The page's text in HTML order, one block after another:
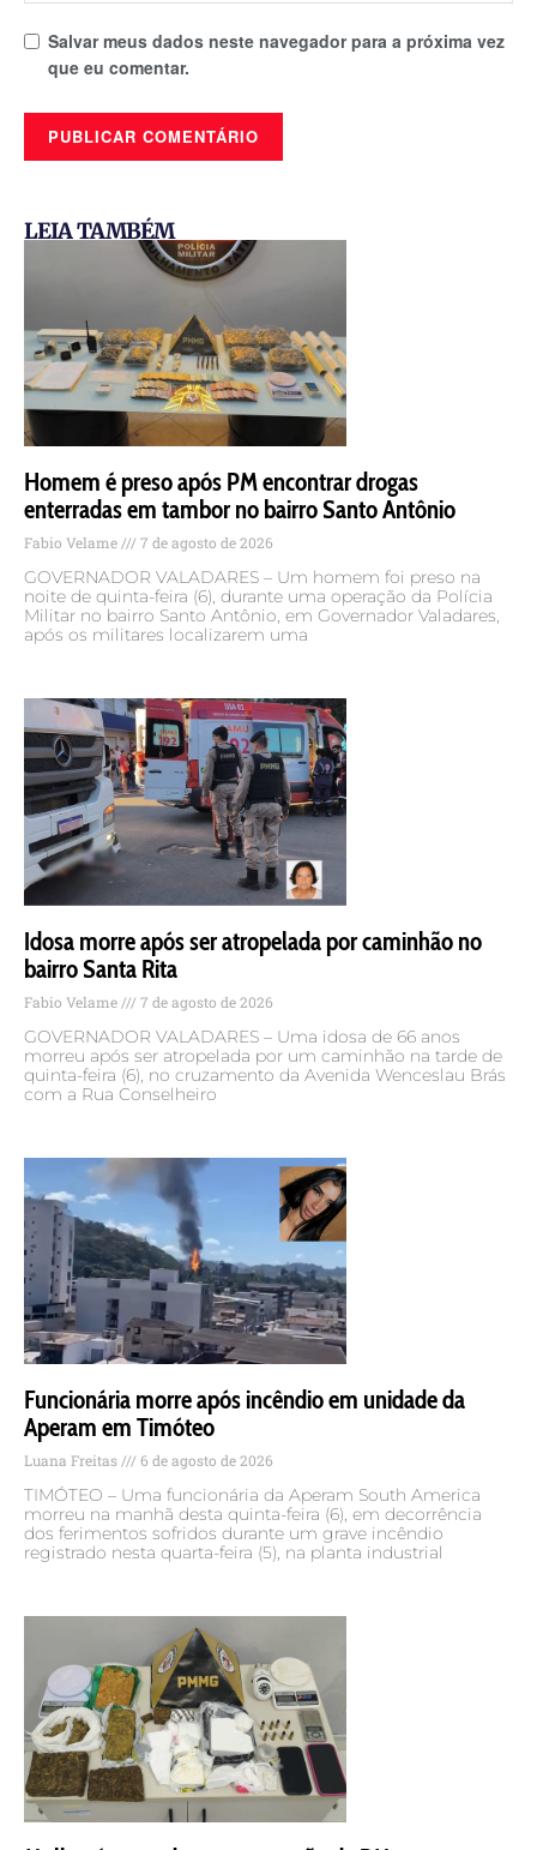
Salvar meus dados neste navegador para a próxima vez
que eu comentar.
LEIA TAMBÉM
Homem é preso após PM encontrar drogas
enterradas em tambor no bairro Santo Antônio
Fabio Velame 7 de agosto de 2026
GOVERNADOR VALADARES – Um homem foi preso na
noite de quinta-feira (6), durante uma operação da Polícia
Militar no bairro Santo Antônio, em Governador Valadares,
após os militares localizarem uma
Idosa morre após ser atropelada por caminhão no
bairro Santa Rita
Fabio Velame 7 de agosto de 2026
GOVERNADOR VALADARES – Uma idosa de 66 anos
morreu após ser atropelada por um caminhão na tarde de
quinta-feira (6), no cruzamento da Avenida Wenceslau Brás
com a Rua Conselheiro
Funcionária morre após incêndio em unidade da
Aperam em Timóteo
Luana Freitas 6 de agosto de 2026
TIMÓTEO – Uma funcionária da Aperam South America
morreu na manhã desta quinta-feira (6), em decorrência
dos ferimentos sofridos durante um grave incêndio
registrado nesta quarta-feira (5), na planta industrial